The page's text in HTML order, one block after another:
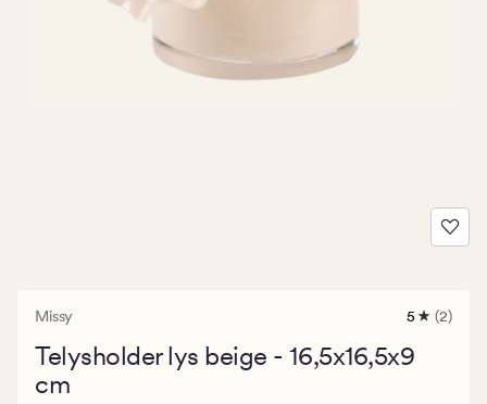
Missy
2
med
5 (2)
Telysholder lys beige - 16,5x16,5x9
cm